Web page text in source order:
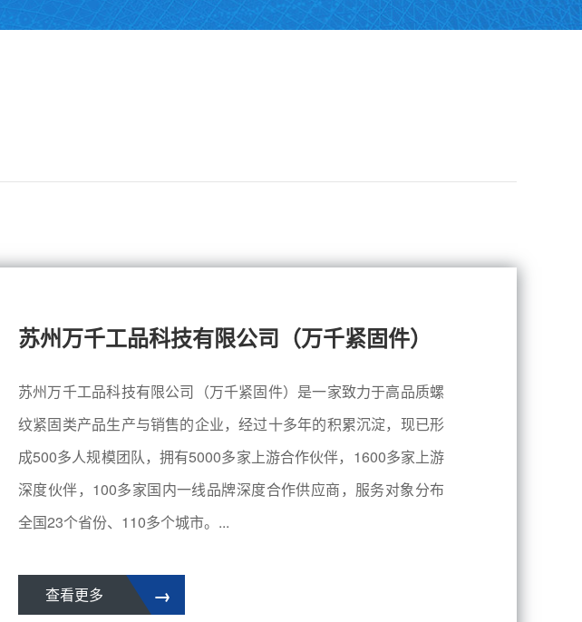
苏州万千工品科技有限公司（万千紧固件）
苏州万千工品科技有限公司（万千紧固件）是一家致力于高品质螺
纹紧固类产品生产与销售的企业，经过十多年的积累沉淀，现已形
成500多人规模团队，拥有5000多家上游合作伙伴，1600多家上游
深度伙伴，100多家国内一线品牌深度合作供应商，服务对象分布
全国23个省份、110多个城市。...
→
查看更多